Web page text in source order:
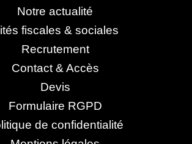
Notre actualité
fiscales & sociales
Recrutement
Contact & Accès
Devis
Formulaire RGPD
de confidentialité